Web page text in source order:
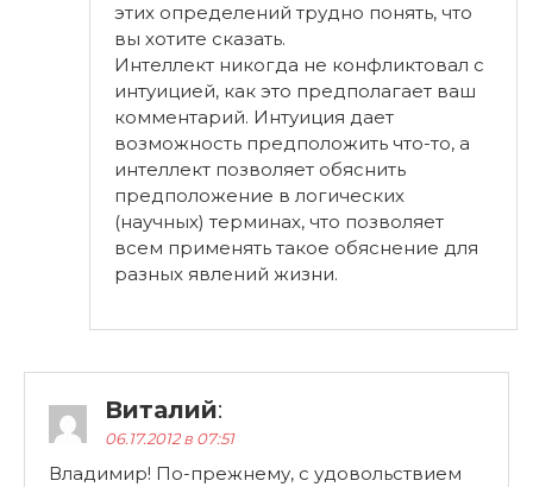
этих определений трудно понять, что
вы хотите сказать.
Интеллект никогда не конфликтовал с
интуицией, как это предполагает ваш
комментарий. Интуиция дает
возможность предположить что-то, а
интеллект позволяет обяснить
предположение в логических
(научных) терминах, что позволяет
всем применять такое обяснение для
разных явлений жизни.
Виталий:
06.17.2012 в 07:51
Владимир! По-прежнему, с удовольствием